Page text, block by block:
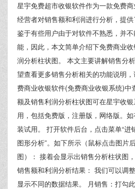
星宇免费超市收银软件作为一款免费
经营者对销售额和利润进行分析，提供
鉴于有些用户由于对软件不熟悉，并
能，因此，本文简单介绍下免费商业
润分析柱状图。 本文主要讲解销售分
望查看更多销售分析相关的功能说明
费商业收银软件(免费商业收银系统)中
额及销售利润分析柱状图可在星宇收
用，包括免费版，注册版，网络版。
装试用。 打开软件后台，点击菜单“进
图形分析”。如下所示（鼠标点击图片
图）： 接着会显示出销售分析柱状图
销售额和利润分析结果： 我们可以调
显示不同的数据结果。 月销售：打勾